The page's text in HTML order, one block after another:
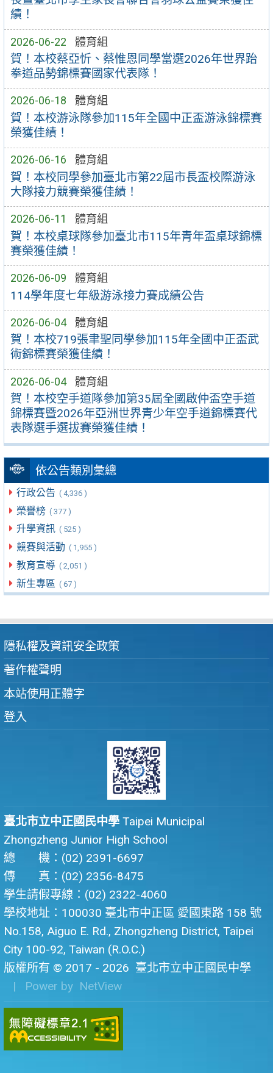
績！
2026-06-22 體育組
賀！本校蔡亞忻、蔡惟恩同學當選2026年世界跆
拳道品勢錦標賽國家代表隊！
2026-06-18 體育組
賀！本校游泳隊參加115年全國中正盃游泳錦標賽
榮獲佳績！
2026-06-16 體育組
賀！本校同學參加臺北市第22屆市長盃校際游泳
大隊接力競賽榮獲佳績！
2026-06-11 體育組
賀！本校桌球隊參加臺北市115年青年盃桌球錦標
賽榮獲佳績！
2026-06-09 體育組
114學年度七年級游泳接力賽成績公告
2026-06-04 體育組
賀！本校719張聿聖同學參加115年全國中正盃武
術錦標賽榮獲佳績！
2026-06-04 體育組
賀！本校空手道隊參加第35屆全國啟仲盃空手道
錦標賽暨2026年亞洲世界青少年空手道錦標賽代
表隊選手選拔賽榮獲佳績！
依公告類別彙總
行政公告 ( 4,336 )
榮譽榜 ( 377 )
升學資訊 ( 525 )
競賽與活動 ( 1,955 )
教育宣導 ( 2,051 )
新生專區 ( 67 )
隱私權及資訊安全政策
著作權聲明
本站使用正體字
登入
臺北市立中正國民中學 Taipei Municipal
Zhongzheng Junior High School
總 機：(02) 2391-6697
傳 真：(02) 2356-8475
學生請假專線：(02) 2322-4060
學校地址：100030 臺北市中正區 愛國東路 158 號
No.158, Aiguo E. Rd., Zhongzheng District, Taipei
City 100-92, Taiwan (R.O.C.)
版權所有 © 2017 - 2026 臺北市立中正國民中學
| Power by NetView